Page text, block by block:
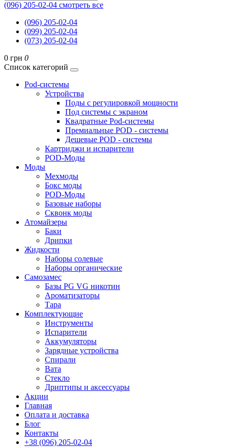
(096) 205-02-04 смотреть все
(096) 205-02-04
(099) 205-02-04
(073) 205-02-04
0 грн 0
Список категорий
Pod-системы
Устройства
Поды с регулировкой мощности
Под системы с экраном
Квадратные Pod-системы
Премиальные POD - системы
Дешевые POD - системы
Картриджи и испарители
POD-Моды
Моды
Мехмоды
Бокс моды
POD-Моды
Базовые наборы
Сквонк моды
Атомайзеры
Баки
Дрипки
Жидкости
Наборы солевые
Наборы органические
Самозамес
Базы PG VG никотин
Ароматизаторы
Тара
Комплектующие
Инструменты
Испарители
Аккумуляторы
Зарядные устройства
Спирали
Вата
Стекло
Дриптипы и аксессуары
Акции
Главная
Оплата и доставка
Блог
Контакты
+38 (096) 205-02-04